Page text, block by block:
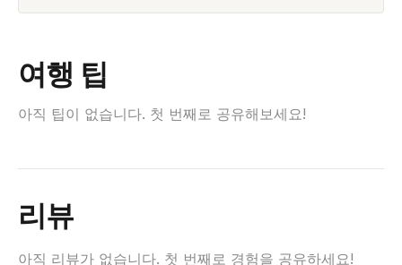
여행 팁
아직 팁이 없습니다. 첫 번째로 공유해보세요!
리뷰
아직 리뷰가 없습니다. 첫 번째로 경험을 공유하세요!